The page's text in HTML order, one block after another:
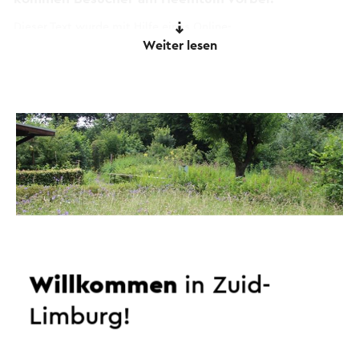
Dieser Text wurde mit Hilfe eines Online-
Übersetzungsdienstes automatisch übersetzt.
Weiter lesen
Willkommen in Zuid-
Limburg!